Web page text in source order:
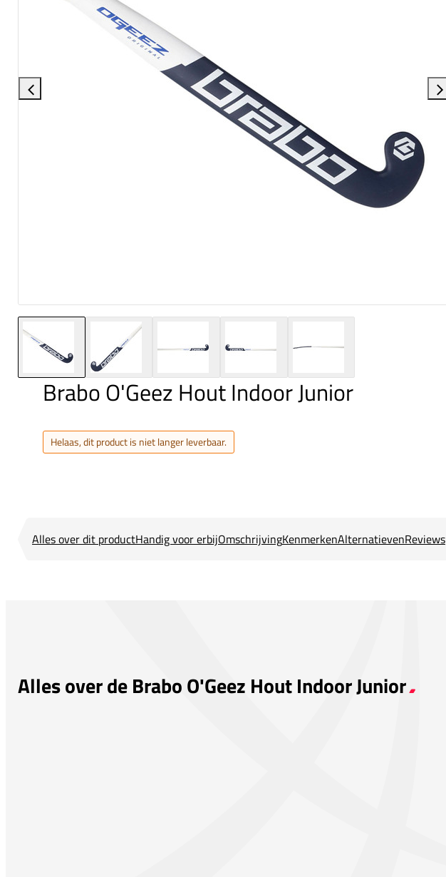
Brabo O'Geez Hout Indoor Junior
Helaas, dit product is niet langer leverbaar.
Alles over dit productHandig voor erbijOmschrijvingKenmerkenAlternatievenReviews
Alles over de Brabo O'Geez Hout Indoor Junior